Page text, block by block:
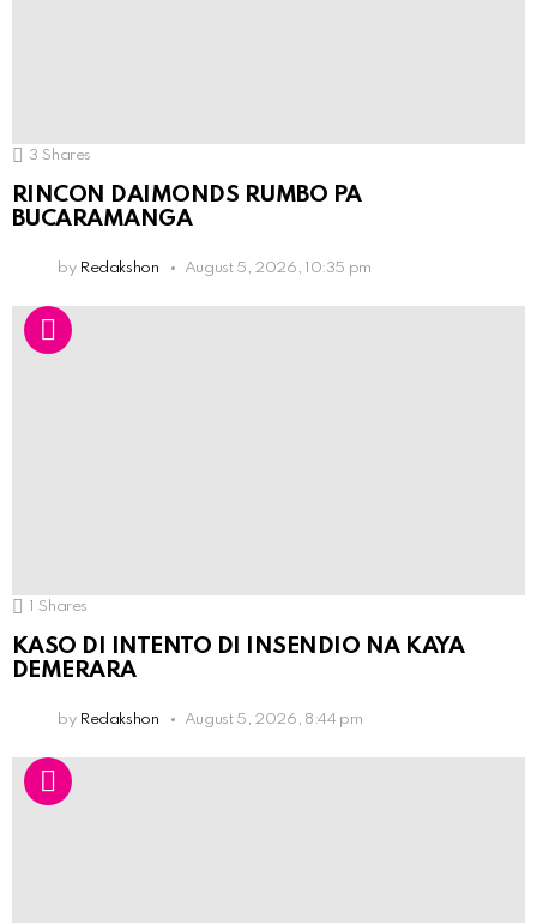
3 Shares
RINCON DAIMONDS RUMBO PA
BUCARAMANGA
by Redakshon August 5, 2026, 10:35 pm
1 Shares
KASO DI INTENTO DI INSENDIO NA KAYA
DEMERARA
by Redakshon August 5, 2026, 8:44 pm